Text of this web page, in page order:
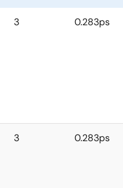
3 0.283ps
3 0.283ps